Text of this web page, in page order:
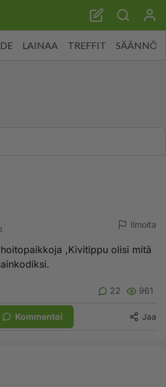
LAINAA TREFFIT SÄÄNNÖT
Ilmoita
,Kivitippu olisi mitä
22 961
Kommentoi Jaa